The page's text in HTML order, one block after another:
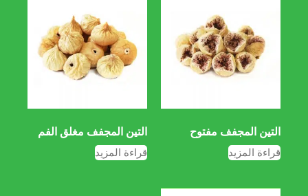
التين المجفف مفتوح
قراءة المزيد
التين المجفف مغلق الفم
قراءة المزيد